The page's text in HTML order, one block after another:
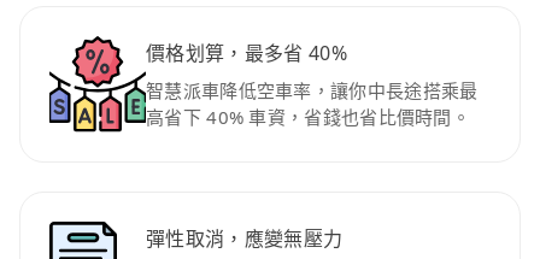
價格划算，最多省 40%
智慧派車降低空車率，讓你中長途搭乘最
高省下 40% 車資，省錢也省比價時間。
彈性取消，應變無壓力